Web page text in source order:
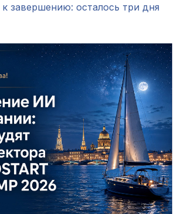
завершению: осталось три дня